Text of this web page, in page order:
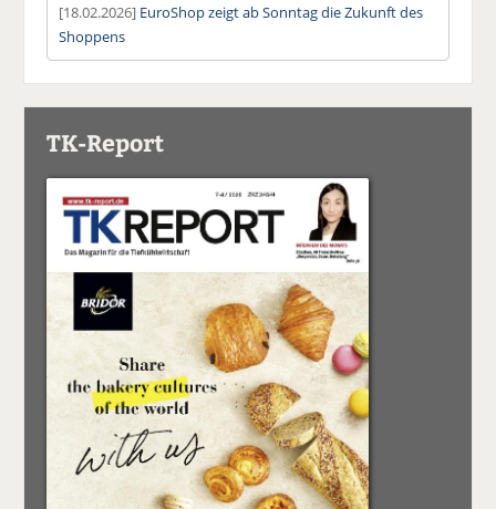
[18.02.2026] EuroShop zeigt ab Sonntag die Zukunft des
Shoppens
TK-Report